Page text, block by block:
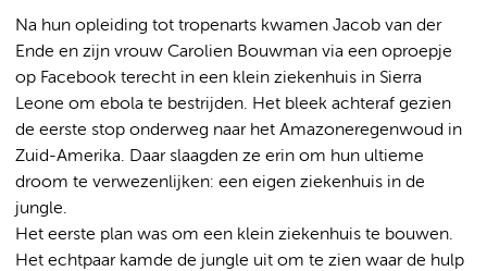
Na hun opleiding tot tropenarts kwamen Jacob van der
Ende en zijn vrouw Carolien Bouwman via een oproepje
op Facebook terecht in een klein ziekenhuis in Sierra
Leone om ebola te bestrijden. Het bleek achteraf gezien
de eerste stop onderweg naar het Amazoneregenwoud in
Zuid-Amerika. Daar slaagden ze erin om hun ultieme
droom te verwezenlijken: een eigen ziekenhuis in de
jungle.
Het eerste plan was om een klein ziekenhuis te bouwen.
Het echtpaar kamde de jungle uit om te zien waar de hulp